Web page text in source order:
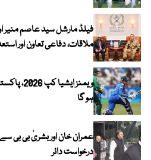
فیلڈ مارشل سید عاصم منیر
ملاقات، دفاعی تعاون اور
ویمنز
ہو گا
عمران خان اور بشریٰ بی بی
درخواست دائر